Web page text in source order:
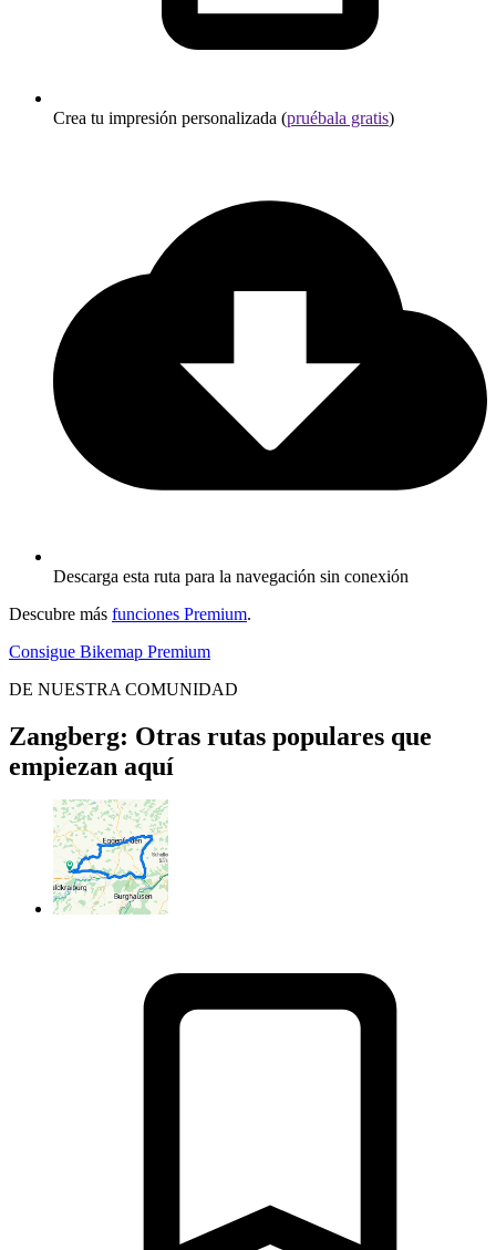
Crea tu impresión personalizada (pruébala gratis)
Descarga esta ruta para la navegación sin conexión
Descubre más funciones Premium.
Consigue Bikemap Premium
DE NUESTRA COMUNIDAD
Zangberg: Otras rutas populares que
empiezan aquí